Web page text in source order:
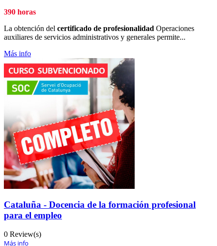
390 horas
La obtención del certificado de profesionalidad Operaciones
auxiliares de servicios administrativos y generales permite...
Más info
Cataluña - Docencia de la formación profesional
para el empleo
0 Review(s)
Más info